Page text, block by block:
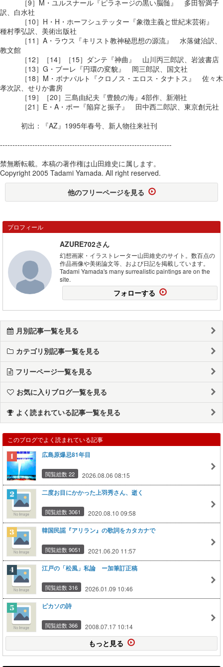
［9］M・ユルスナール『ピラネージの黒い脳髄』 多田智満子
訳、白水社
［10］H・H・ホーフシュテッター『象徴主義と世紀末芸術』
種村季弘訳、美術出版社
［11］A・ラウス『キリスト教神秘思想の源流』 水落健治訳、
教文館
［12］［14］［15］ダンテ『神曲』 山川丙三郎訳、岩波書店
［13］G・ブーレ『円環の変貌』 岡三郎訳、国文社
［18］M・ボナパルト『クロノス・エロス・タナトス』 佐々木
孝次訳、せりか書房
［19］［20］三島由紀夫『豊饒の海』4部作、新潮社
［21］E・A・ポー『陥穽と振子』 田中西二郎訳、東京創元社
初出：『AZ』1995年春号、新人物往来社刊
---------------------------------------------------------------------
禁無断転載。本稿の著作権は山田維史に属します。
Copyright 2005 Tadami Yamada. All right reserved.
他のフリーページを見る
プロフィール
AZURE702さん
幻想画家・イラストレーター山田維史のサイト。数百点の
作品画像や美術論文等、および日記を掲載しています。
Tadami Yamada's many surrealistic paintings are on the
site.
フォローする
月別記事一覧を見る
カテゴリ別記事一覧を見る
フリーページ一覧を見る
お気に入りブログ一覧を見る
よく読まれている記事一覧を見る
このブログでよく読まれている記事
広島原爆忌81年目
閲覧総数 22 2026.08.06 08:15
二度お目にかかった上羽秀さん、逝く
閲覧総数 3061 2020.08.10 09:58
韓国民謡『アリラン』の歌詞をカタカナで
閲覧総数 9051 2021.06.20 11:57
江戸の「松風」私論 ー加筆訂正稿
閲覧総数 316 2026.01.09 10:46
ピカソの詩
閲覧総数 366 2008.07.17 10:14
もっと見る